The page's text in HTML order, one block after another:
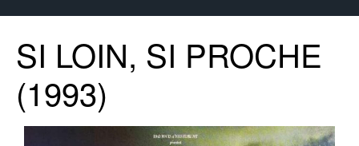
SI LOIN, SI PROCHE
(1993)